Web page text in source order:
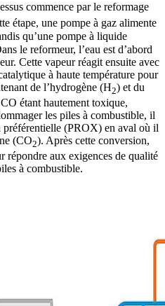
commence par le reformage
étape, une pompe à gaz alimente
qu’une pompe à liquide
le reformeur, l’eau est d’abord
Cette vapeur réagit ensuite avec
à haute température pour
de l’hydrogène (H2) et du
étant hautement toxique,
les piles à combustible, il
préférentielle (PROX) en aval où il
(CO2). Après cette conversion,
répondre aux exigences de qualité
à combustible.